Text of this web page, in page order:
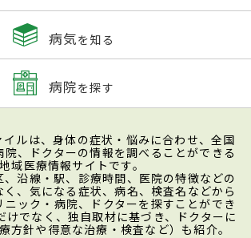
病気を知る
病院を探す
イルは、身体の症状・悩みに合わせ、全国
院、ドクターの情報を調べることができる
地域医療情報サイトです。
沿線・駅、診療時間、医院の特徴などの
、気になる症状、病名、検査名などから
ック・病院、ドクターを探すことができ
けでなく、独自取材に基づき、ドクターに
方針や得意な治療・検査など）も紹介。